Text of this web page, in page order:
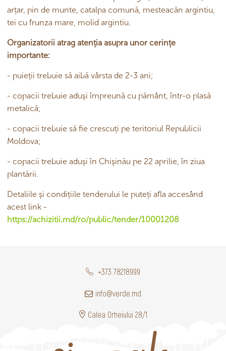
arțar, pin de munte, catalpa comună, mesteacăn argintiu,
tei cu frunza mare, molid argintiu.
Organizatorii atrag atenția asupra unor cerințe
importante:
- puieții trebuie să aibă vârsta de 2-3 ani;
- copacii trebuie aduși împreună cu pământ, într-o plasă
metalică;
- copacii trebuie să fie crescuți pe teritoriul Republicii
Moldova;
- copacii trebuie aduși în Chișinău pe 22 aprilie, în ziua
plantării.
Detaliile și condițiile tenderului le puteți afla accesând
acest link -
https://achizitii.md/ro/public/tender/10001208
+373 78218999
info@verde.md
Calea Orheiului 28/1